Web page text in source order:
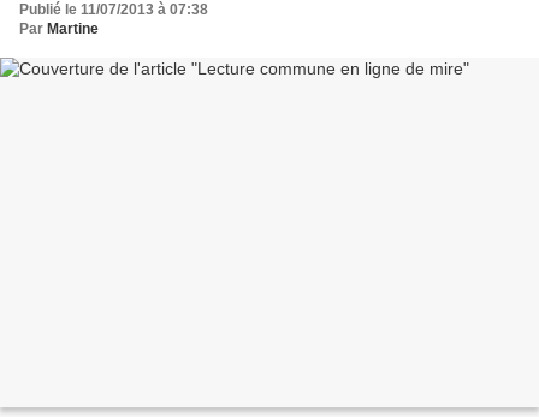
Publié le 11/07/2013 à 07:38
Par Martine